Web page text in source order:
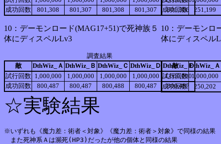
成功回数
801,308 801,307 801,308 801,307 801,306
10：デーモンロード(MAG17+51)で死神族５
体にディスペルLv3
調査結果
敵
DthWiz_Ａ DthWiz_Ｂ DthWiz_Ｃ DthWiz_Ｄ DthWiz_Ｅ
試行回数 1,000,000 1,000,000 1,000,000 1,000,000
1,000,000
成功回数
800,487 800,487 800,488 800,487 800,487
成功回数
251,199
10：デーモンロ
体にディスペル
敵
DthWiz_Ａ
試行回数 1,000,000
成功回数
250,202
☆実験結果
※いずれも《魔力差：術者＜対象》《魔力差：術者＞対象》で同様の結果
また死神系Ａは瀕死(HP3)だったが他の個体と同様の結果